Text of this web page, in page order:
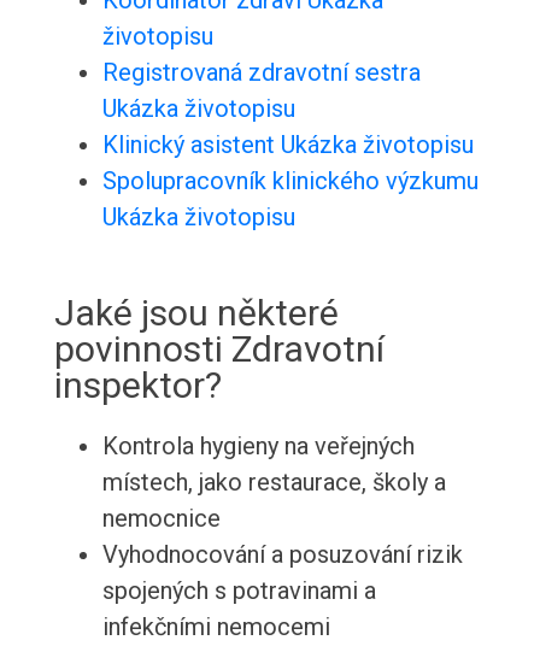
životopisu
Registrovaná zdravotní sestra
Ukázka životopisu
Klinický asistent Ukázka životopisu
Spolupracovník klinického výzkumu
Ukázka životopisu
Jaké jsou některé
povinnosti Zdravotní
inspektor?
Kontrola hygieny na veřejných
místech, jako restaurace, školy a
nemocnice
Vyhodnocování a posuzování rizik
spojených s potravinami a
infekčními nemocemi